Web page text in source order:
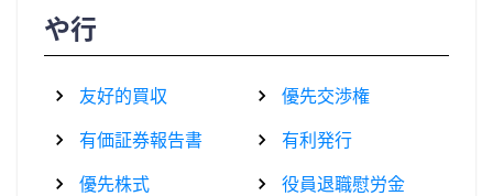
や行
友好的買収
優先交渉権
有価証券報告書
有利発行
優先株式
役員退職慰労金